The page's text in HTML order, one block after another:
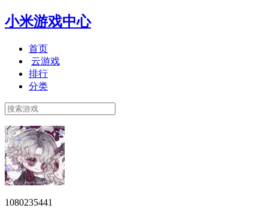
小米游戏中心
首页
云游戏
排行
分类
1080235441